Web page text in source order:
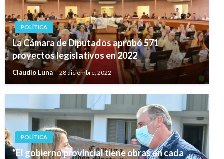
POLÍTICA
La Cámara de Diputados aprobó 571
proyectos legislativos en 2022
Claudio Luna 28 diciembre, 2022
POLÍTICA
“El gobierno provincial tiene obras en cada